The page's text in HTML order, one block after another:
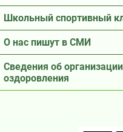
Школьный спортивный
О нас пишут в СМИ
Сведения об
оздоровления